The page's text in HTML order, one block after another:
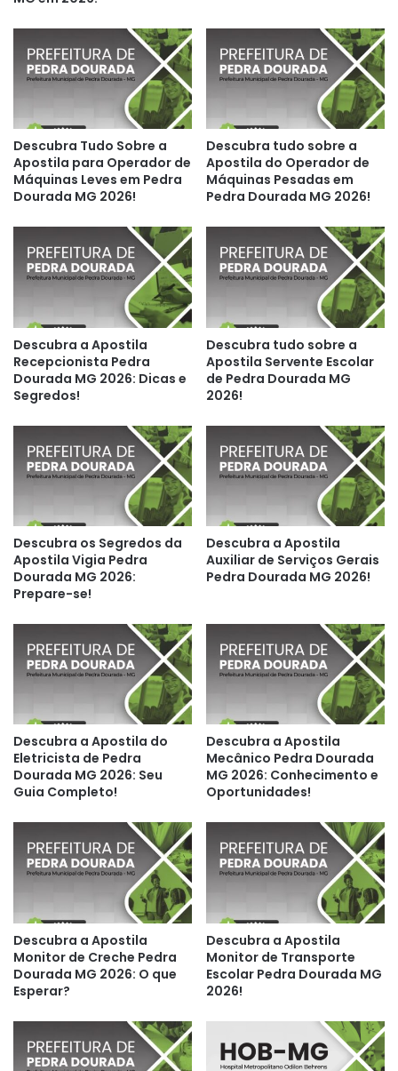
Descubra Tudo Sobre a
Apostila para Operador de
Máquinas Leves em Pedra
Dourada MG 2026!
Descubra tudo sobre a
Apostila do Operador de
Máquinas Pesadas em
Pedra Dourada MG 2026!
Descubra a Apostila
Recepcionista Pedra
Dourada MG 2026: Dicas e
Segredos!
Descubra tudo sobre a
Apostila Servente Escolar
de Pedra Dourada MG
2026!
Descubra os Segredos da
Apostila Vigia Pedra
Dourada MG 2026:
Prepare-se!
Descubra a Apostila
Auxiliar de Serviços Gerais
Pedra Dourada MG 2026!
Descubra a Apostila do
Eletricista de Pedra
Dourada MG 2026: Seu
Guia Completo!
Descubra a Apostila
Mecânico Pedra Dourada
MG 2026: Conhecimento e
Oportunidades!
Descubra a Apostila
Monitor de Creche Pedra
Dourada MG 2026: O que
Esperar?
Descubra a Apostila
Monitor de Transporte
Escolar Pedra Dourada MG
2026!